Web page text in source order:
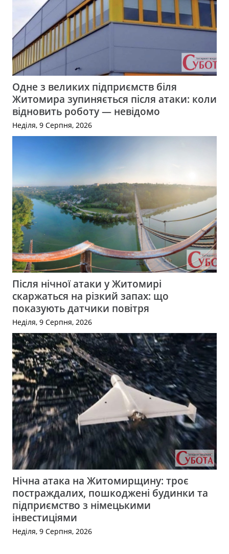
Одне з великих підприємств біля
Житомира зупиняється після атаки: коли
відновить роботу — невідомо
Неділя, 9 Серпня, 2026
Після нічної атаки у Житомирі
скаржаться на різкий запах: що
показують датчики повітря
Неділя, 9 Серпня, 2026
Нічна атака на Житомирщину: троє
постраждалих, пошкоджені будинки та
підприємство з німецькими
інвестиціями
Неділя, 9 Серпня, 2026